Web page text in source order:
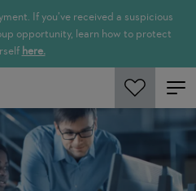
If you’ve received a suspicious
opportunity, learn how to protect
here.